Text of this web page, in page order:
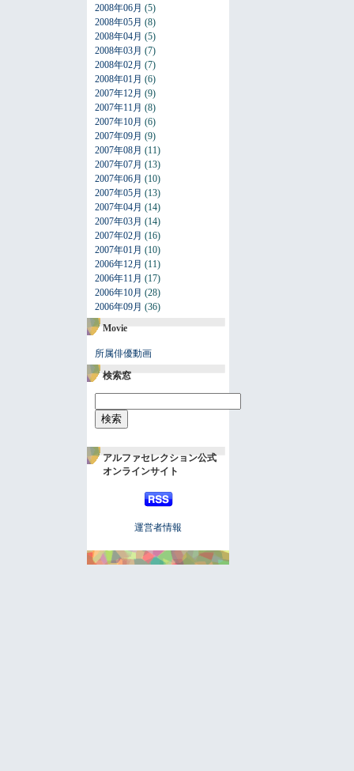
2008年06月 (5)
2008年05月 (8)
2008年04月 (5)
2008年03月 (7)
2008年02月 (7)
2008年01月 (6)
2007年12月 (9)
2007年11月 (8)
2007年10月 (6)
2007年09月 (9)
2007年08月 (11)
2007年07月 (13)
2007年06月 (10)
2007年05月 (13)
2007年04月 (14)
2007年03月 (14)
2007年02月 (16)
2007年01月 (10)
2006年12月 (11)
2006年11月 (17)
2006年10月 (28)
2006年09月 (36)
Movie
所属俳優動画
検索窓
アルファセレクション公式
オンラインサイト
運営者情報